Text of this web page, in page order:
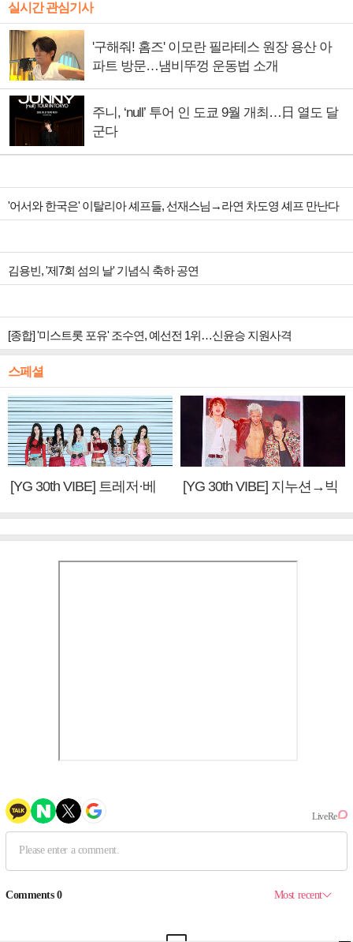
실시간 관심기사
'구해줘! 홈즈' 이모란 필라테스 원장 용산 아
파트 방문…냄비뚜껑 운동법 소개
주니, ‘null’ 투어 인 도쿄 9월 개최…日 열도 달
군다
'어서와 한국은' 이탈리아 셰프들, 선재스님→라연 차도영 셰프 만난다
김용빈, '제7회 섬의 날' 기념식 축하 공연
[종합] '미스트롯 포유' 조수연, 예선전 1위…신윤승 지원사격
스페셜
[YG 30th VIBE] 트레저·베
[YG 30th VIBE] 지누션→빅